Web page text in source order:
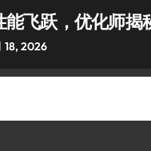
能飞跃，优化师揭
18, 2026